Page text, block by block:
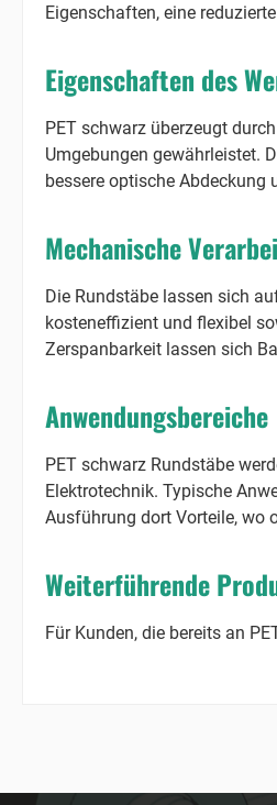
Eigenschaften, eine
Eigenschaften des
PET schwarz überzeugt
Umgebungen gewährleistet.
bessere optische Abdeckung
Mechanische
Die Rundstäbe lassen sich
kosteneffizient und flexibel
Zerspanbarkeit lassen sich
Anwendungsbereiche
PET schwarz Rundstäbe
Elektrotechnik. Typische
Ausführung dort Vorteile, wo
Weiterführende
Für Kunden, die bereits an